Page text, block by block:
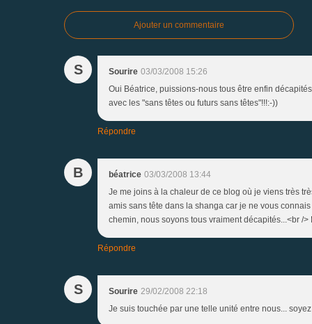
Ajouter un commentaire
S Sourire 03/03/2008 15:26
Oui Béatrice, puissions-nous tous être enfin
avec les "sans têtes ou futurs sans têtes"!!!:-))
Répondre
B béatrice 03/03/2008 13:44
Je me joins à la chaleur de ce blog où je viens très
amis sans tête dans la shanga car je ne vous
chemin, nous soyons tous vraiment décapités...<br />
Répondre
S Sourire 29/02/2008 22:18
Je suis touchée par une telle unité entre nous... soyez